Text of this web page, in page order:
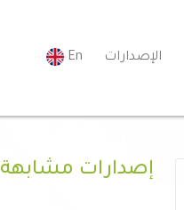
الإصدارات En
إصدارات مشابهة